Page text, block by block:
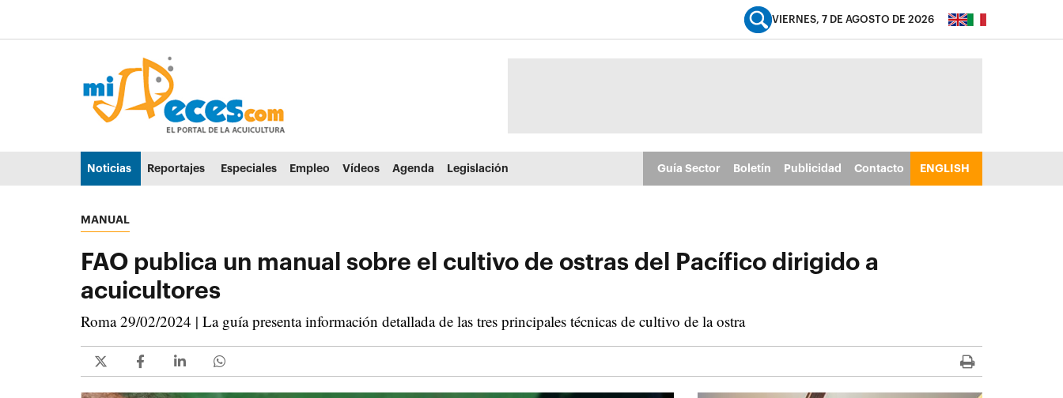
Ir al menú principal (alt + u)
VIERNES, 7 DE AGOSTO DE 2026
Noticias Reportajes Especiales Empleo Vídeos Agenda Legislación Guía Sector Boletín Publicidad Contacto ENGLISH
MANUAL
FAO publica un manual sobre el cultivo de ostras del Pacífico dirigido a
acuicultores
Roma 29/02/2024 | La guía presenta información detallada de las tres principales técnicas de cultivo de la ostra